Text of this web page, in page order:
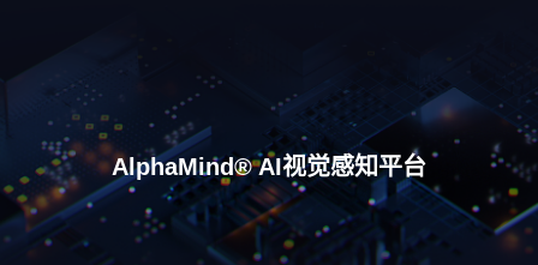
AlphaMind® AI视觉感知平台